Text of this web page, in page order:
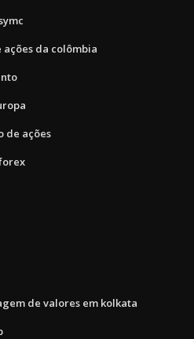
da colômbia
de ações
de valores em kolkata